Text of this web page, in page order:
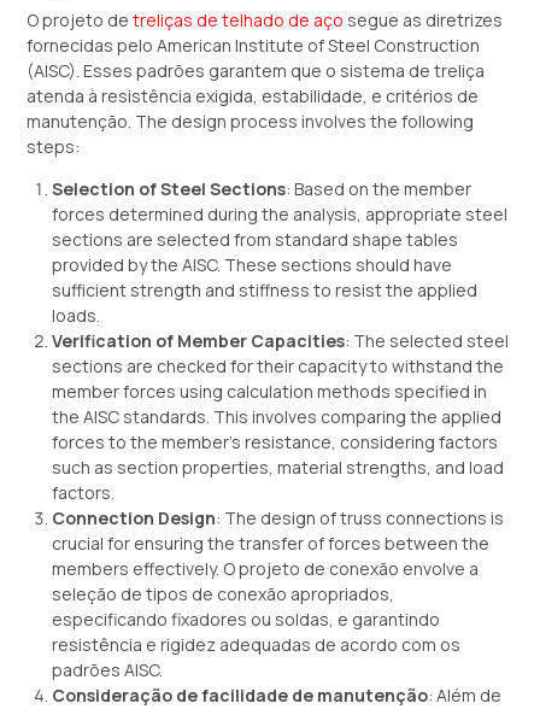
O projeto detreliças de telhado de aço segue as diretrizes
fornecidas pelo American Institute of Steel Construction
(AISC). Esses padrões garantem que o sistema de treliça
atenda à resistência exigida, estabilidade, e critérios de
manutenção. The design process involves the following
steps:
Selection of Steel Sections:Based on the member
forces determined during the analysis, appropriate steel
sections are selected from standard shape tables
provided by the AISC. These sections should have
sufficient strength and stiffness to resist the applied
loads.
Verification of Member Capacities: The selected steel
sections are checked for their capacity to withstand the
member forces using calculation methods specified in
the AISC standards. This involves comparing the applied
forces to the member’s resistance, considering factors
such as section properties,material strengths, and load
factors.
Connection Design: The design of truss connections is
crucial for ensuring the transfer of forces between the
members effectively. O projeto de conexão envolve a
seleção de tipos de conexão apropriados,
especificando fixadores ou soldas, e garantindo
resistência e rigidez adequadas de acordo com os
padrões AISC.
Consideração de facilidade de manutenção: Além de